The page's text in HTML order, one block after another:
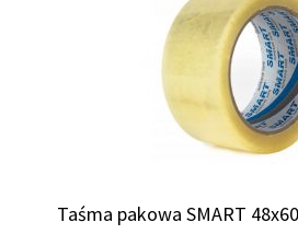
Taśma pakowa SMART